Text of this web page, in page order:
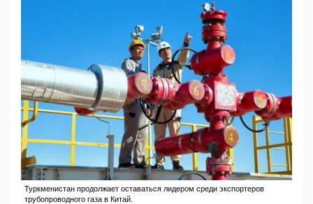
Туркменистан продолжает оставаться лидером среди экспортеров
трубопроводного газа в Китай.